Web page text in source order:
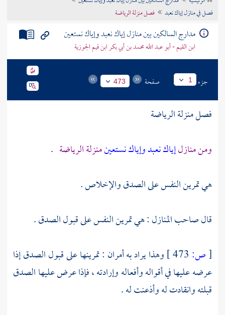
فصل في منازل إياك نعبد
فصل منزلة الرياضة
مدارج السالكين بين منازل إياك نعبد وإياك نستعين
ابن القيم - أبو عبد الله محمد بن أبي بكر ابن قيم الجوزية
جزء 1 صفحة 473
فصل منزلة الرياضة
ومن منازلإياك نعبد وإياك نستعينمنزلة الرياضة .
هي تمرين النفس على الصدق والإخلاص .
قال صاحب المنازل : هي تمرين النفس على قبول الصدق .
[ص:
وهذا يراد به أمران : تمرينها على قبول الصدق إذا
عرضه عليها في أقواله وأفعاله وإرادته ، فإذا عرض عليها الصدق
قبلته وانقادت له وأذعنت له .